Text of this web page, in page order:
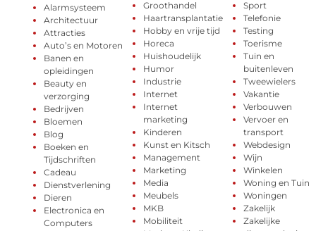
Alarmsysteem
Architectuur
Attracties
Auto’s en Motoren
Banen en
opleidingen
Beauty en
verzorging
Bedrijven
Bloemen
Blog
Boeken en
Tijdschriften
Cadeau
Dienstverlening
Dieren
Electronica en
Computers
Groothandel
Haartransplantatie
Hobby en vrije tijd
Horeca
Huishoudelijk
Humor
Industrie
Internet
Internet
marketing
Kinderen
Kunst en Kitsch
Management
Marketing
Media
Meubels
MKB
Mobiliteit
Sport
Telefonie
Testing
Toerisme
Tuin en
buitenleven
Tweewielers
Vakantie
Verbouwen
Vervoer en
transport
Webdesign
Wijn
Winkelen
Woning en Tuin
Woningen
Zakelijk
Zakelijke